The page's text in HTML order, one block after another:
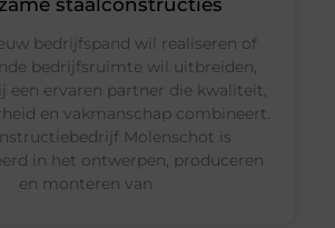
staalconstructies
bedrijfspand wil realiseren of
bedrijfsruimte wil uitbreiden,
een ervaren partner die kwaliteit,
en vakmanschap combineert.
Molenschot is
in het ontwerpen, produceren
en monteren van